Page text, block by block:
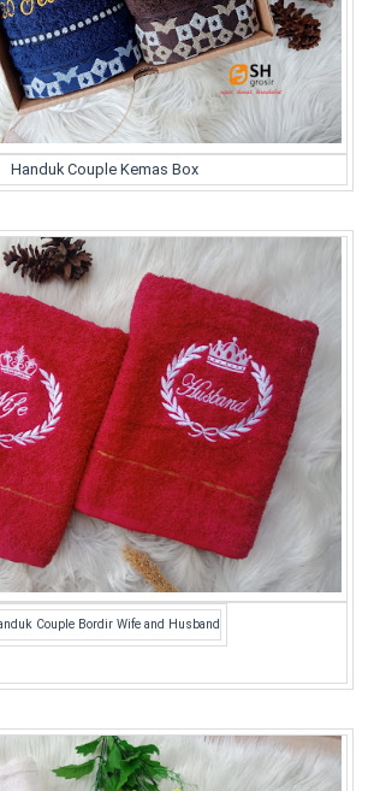
Handuk Couple Kemas Box
Couple Bordir Wife and Husband